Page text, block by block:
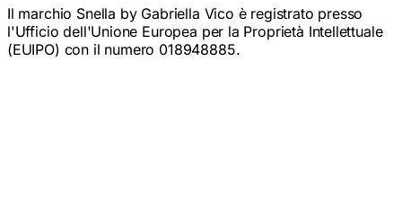
Il marchio Snella by Gabriella Vico è registrato presso
l'Ufficio dell'Unione Europea per la Proprietà Intellettuale
(EUIPO) con il numero 018948885.